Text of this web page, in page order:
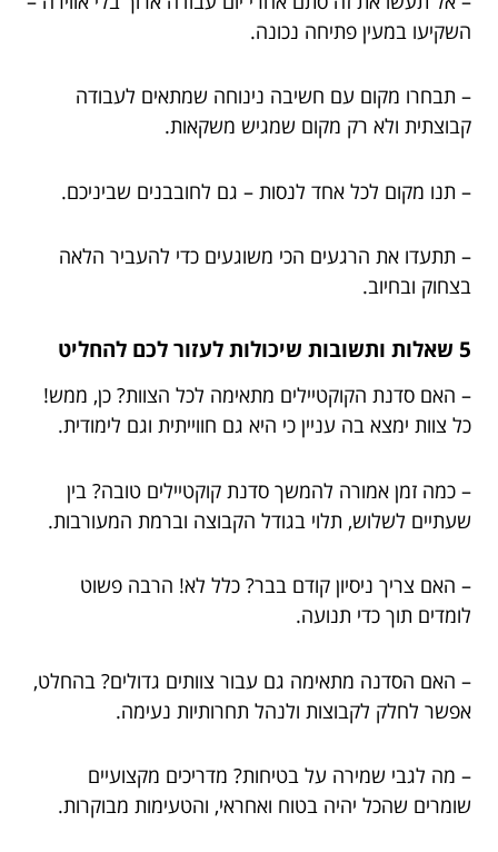
השקיעו במעין פתיחה נכונה.
– תבחרו מקום עם חשיבה נינוחה שמתאים לעבודה
קבוצתית ולא רק מקום שמגיש משקאות.
– תנו מקום לכל אחד לנסות – גם לחובבנים שביניכם.
– תתעדו את הרגעים הכי משוגעים כדי להעביר הלאה
בצחוק ובחיוב.
5 שאלות ותשובות שיכולות לעזור לכם להחליט
– האם סדנת הקוקטיילים מתאימה לכל הצוות? כן, ממש!
כל צוות ימצא בה עניין כי היא גם חווייתית וגם לימודית.
– כמה זמן אמורה להמשך סדנת קוקטיילים טובה? בין
שעתיים לשלוש, תלוי בגודל הקבוצה וברמת המעורבות.
– האם צריך ניסיון קודם בבר? כלל לא! הרבה פשוט
לומדים תוך כדי תנועה.
– האם הסדנה מתאימה גם עבור צוותים גדולים? בהחלט,
אפשר לחלק לקבוצות ולנהל תחרותיות נעימה.
– מה לגבי שמירה על בטיחות? מדריכים מקצועיים
שומרים שהכל יהיה בטוח ואחראי, והטעימות מבוקרות.